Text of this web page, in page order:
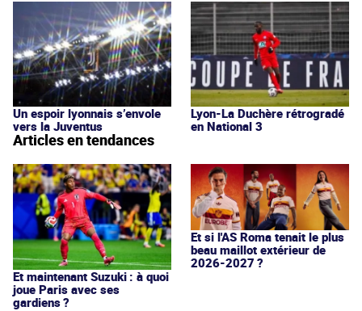
Un espoir lyonnais s’envole
vers la Juventus
Lyon-La Duchère rétrogradé
en National 3
Articles en tendances
Et maintenant Suzuki : à quoi
joue Paris avec ses
gardiens ?
Et si l'AS Roma tenait le plus
beau maillot extérieur de
2026-2027 ?